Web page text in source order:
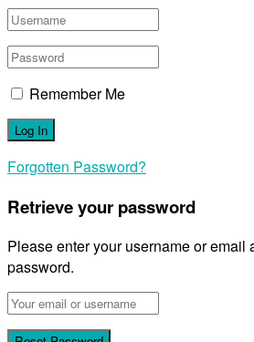
Remember Me
Forgotten Password?
Retrieve your password
Please enter your username or email
password.